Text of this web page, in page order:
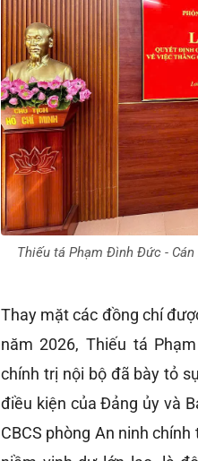
Thiếu tá Phạm Đình Đức -
Thay mặt các đồng chí
năm 2026, Thiếu tá
chính trị nội bộ đã bày tỏ
điều kiện của Đảng ủy và
CBCS phòng An ninh